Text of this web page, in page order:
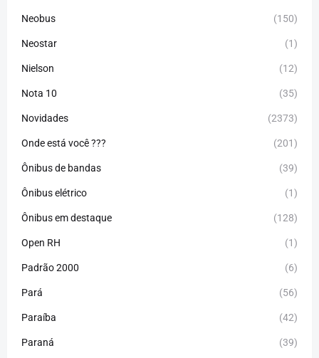
Neobus (150)
Neostar (1)
Nielson (12)
Nota 10 (35)
Novidades (2373)
Onde está você ??? (201)
Ônibus de bandas (39)
Ônibus elétrico (1)
Ônibus em destaque (128)
Open RH (1)
Padrão 2000 (6)
Pará (56)
Paraíba (42)
Paraná (39)